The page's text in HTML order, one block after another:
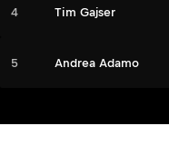
4 Tim Gajser
5 Andrea Adamo